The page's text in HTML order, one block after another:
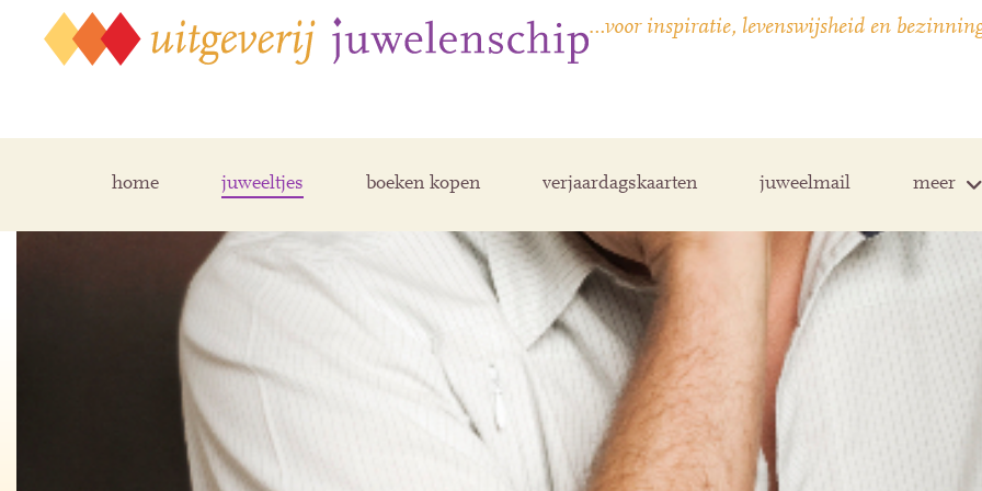
…voor inspiratie, levenswijsheid en
home juweeltjes boeken kopen verjaardagskaarten juweelmail meer